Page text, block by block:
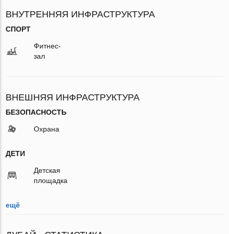
ВНУТРЕННЯЯ ИНФРАСТРУКТУРА
СПОРТ
Фитнес-
зал
ВНЕШНЯЯ ИНФРАСТРУКТУРА
БЕЗОПАСНОСТЬ
Охрана
ДЕТИ
Детская
площадка
ещё